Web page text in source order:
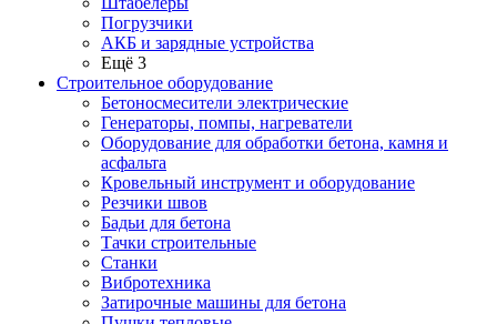
Погрузчики
АКБ и зарядные устройства
Ещё 3
Строительное оборудование
Бетоносмесители электрические
Генераторы, помпы, нагреватели
Оборудование для обработки бетона, камня и
асфальта
Кровельный инструмент и оборудование
Резчики швов
Бадьи для бетона
Тачки строительные
Станки
Вибротехника
Затирочные машины для бетона